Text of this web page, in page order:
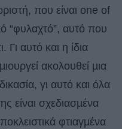
που είναι one of
“φυλαχτό”, αυτό που
αυτό και η ίδια
ακολουθεί µια
γι αυτό και όλα
είναι σχεδιασµένα
φτιαγµένα